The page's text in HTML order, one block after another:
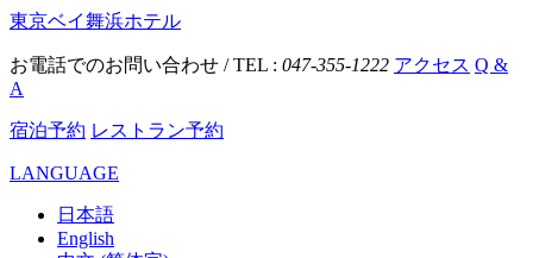
東京ベイ舞浜ホテル
お電話でのお問い合わせ / TEL : 047-355-1222 アクセス Q &
A
宿泊予約 レストラン予約
LANGUAGE
日本語
English